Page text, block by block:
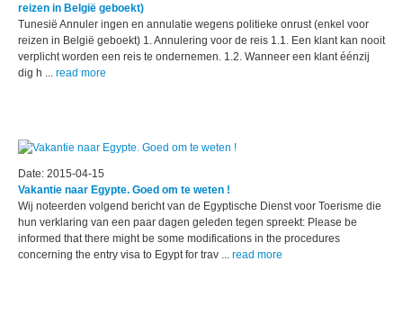
reizen in België geboekt)
Tunesië Annuler ingen en annulatie wegens politieke onrust (enkel voor
reizen in België geboekt) 1. Annulering voor de reis 1.1. Een klant kan nooit
verplicht worden een reis te ondernemen. 1.2. Wanneer een klant éénzij
dig h ... read more
Date: 2015-04-15
Vakantie naar Egypte. Goed om te weten !
Wij noteerden volgend bericht van de Egyptische Dienst voor Toerisme die
hun verklaring van een paar dagen geleden tegen spreekt: Please be
informed that there might be some modifications in the procedures
concerning the entry visa to Egypt for trav ... read more